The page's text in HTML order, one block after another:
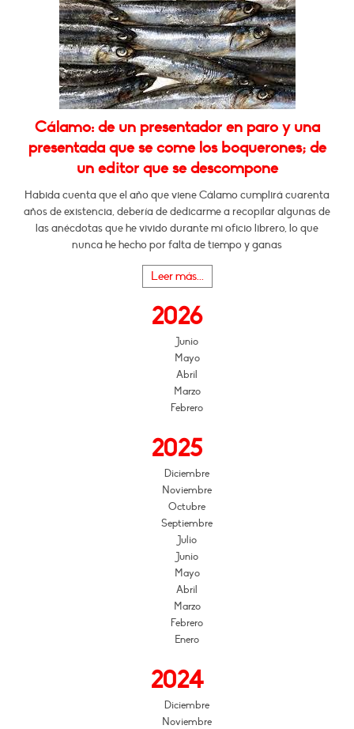
Cálamo: de un presentador en paro y una
presentada que se come los boquerones; de
un editor que se descompone
Habida cuenta que el año que viene Cálamo cumplirá cuarenta
años de existencia, debería de dedicarme a recopilar algunas de
las anécdotas que he vivido durante mi oficio librero, lo que
nunca he hecho por falta de tiempo y ganas
Leer más...
2026
Junio
Mayo
Abril
Marzo
Febrero
2025
Diciembre
Noviembre
Octubre
Septiembre
Julio
Junio
Mayo
Abril
Marzo
Febrero
Enero
2024
Diciembre
Noviembre